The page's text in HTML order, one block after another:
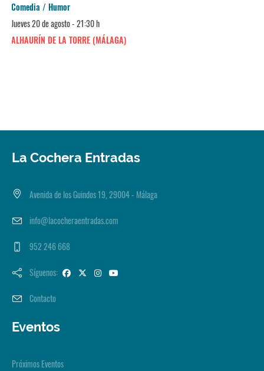
Comedia / Humor
Jueves 20 de agosto - 21:30 h
ALHAURÍN DE LA TORRE (MÁLAGA)
La Cochera Entradas
Avenida de los Guindos 19, 29004 - Málaga
info@lacocheraentradas.com
952 246 668
Síguenos:
Contacto
Eventos
Próximos Eventos